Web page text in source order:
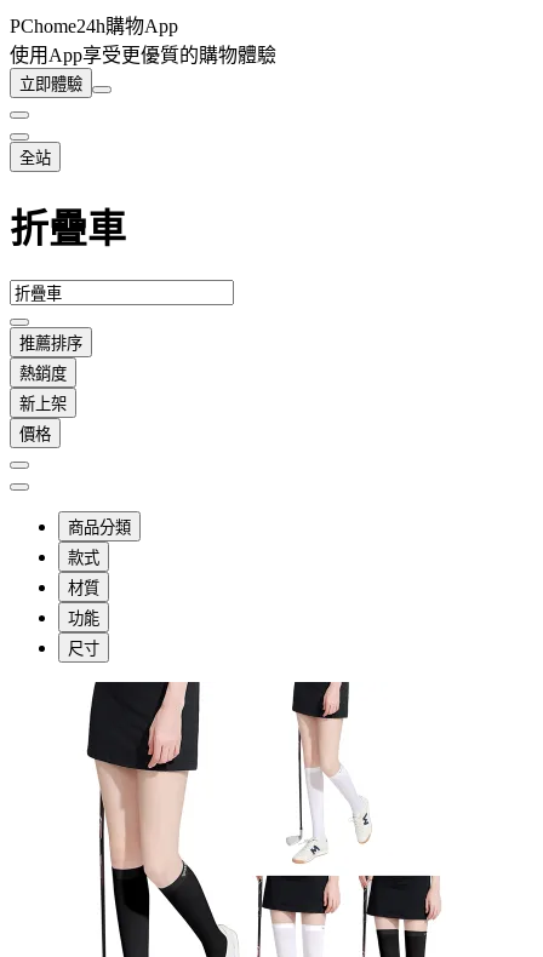
PChome24h購物App
使用App享受更優質的購物體驗
立即體驗
全站
折疊車
推薦排序
熱銷度
新上架
價格
商品分類
款式
材質
功能
尺寸